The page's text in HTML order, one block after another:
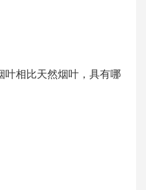
叶相比天然烟叶，具有哪